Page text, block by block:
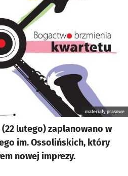
materiały prasowe
lutego) zaplanowano w
im. Ossolińskich, który
nowej imprezy.